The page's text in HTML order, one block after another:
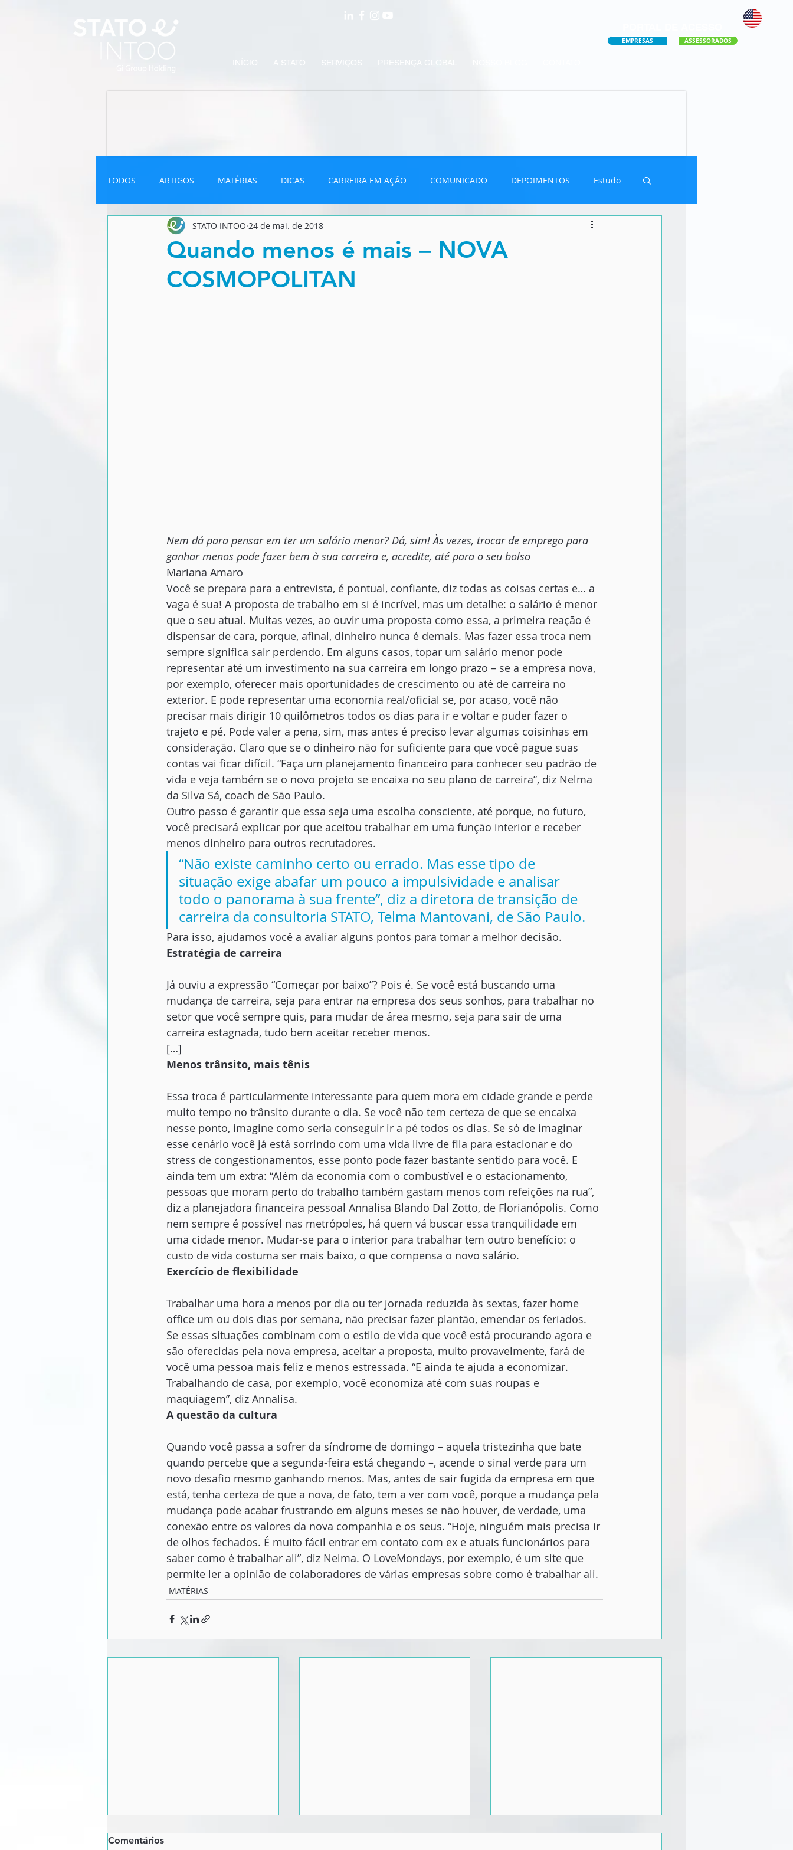
EMPRESAS ASSESSORADOS
TODOS ARTIGOS MATÉRIAS DICAS CARREIRA EM AÇÃO COMUNICADO DEPOIMENTOS Estudo
INFOGRÁFICO NEWSLETTER VÍDEOS
Quando menos é mais – NOVA
COSMOPOLITAN
STATO INTOO 24 de mai. de 2018
Nem dá para pensar em ter um salário menor? Dá, sim! Às vezes, trocar de emprego para
ganhar menos pode fazer bem à sua carreira e, acredite, até para o seu bolso
Mariana Amaro
Você se prepara para a entrevista, é pontual, confiante, diz todas as coisas certas e… a
vaga é sua! A proposta de trabalho em si é incrível, mas um detalhe: o salário é menor
que o seu atual. Muitas vezes, ao ouvir uma proposta como essa, a primeira reação é
dispensar de cara, porque, afinal, dinheiro nunca é demais. Mas fazer essa troca nem
sempre significa sair perdendo. Em alguns casos, topar um salário menor pode
representar até um investimento na sua carreira em longo prazo – se a empresa nova,
por exemplo, oferecer mais oportunidades de crescimento ou até de carreira no
exterior. E pode representar uma economia real/oficial se, por acaso, você não
precisar mais dirigir 10 quilômetros todos os dias para ir e voltar e puder fazer o
trajeto e pé. Pode valer a pena, sim, mas antes é preciso levar algumas coisinhas em
consideração. Claro que se o dinheiro não for suficiente para que você pague suas
contas vai ficar difícil. “Faça um planejamento financeiro para conhecer seu padrão de
vida e veja também se o novo projeto se encaixa no seu plano de carreira”, diz Nelma
da Silva Sá, coach de São Paulo.
Outro passo é garantir que essa seja uma escolha consciente, até porque, no futuro,
você precisará explicar por que aceitou trabalhar em uma função interior e receber
menos dinheiro para outros recrutadores.
“Não existe caminho certo ou errado. Mas esse tipo de
situação exige abafar um pouco a impulsividade e analisar
todo o panorama à sua frente”, diz a diretora de transição de
carreira da consultoria STATO, Telma Mantovani, de São Paulo.
Para isso, ajudamos você a avaliar alguns pontos para tomar a melhor decisão.
Estratégia de carreira
Já ouviu a expressão “Começar por baixo”? Pois é. Se você está buscando uma
mudança de carreira, seja para entrar na empresa dos seus sonhos, para trabalhar no
setor que você sempre quis, para mudar de área mesmo, seja para sair de uma
carreira estagnada, tudo bem aceitar receber menos.
[…]
Menos trânsito, mais tênis
Essa troca é particularmente interessante para quem mora em cidade grande e perde
muito tempo no trânsito durante o dia. Se você não tem certeza de que se encaixa
nesse ponto, imagine como seria conseguir ir a pé todos os dias. Se só de imaginar
esse cenário você já está sorrindo com uma vida livre de fila para estacionar e do
stress de congestionamentos, esse ponto pode fazer bastante sentido para você. E
ainda tem um extra: “Além da economia com o combustível e o estacionamento,
pessoas que moram perto do trabalho também gastam menos com refeições na rua”,
diz a planejadora financeira pessoal Annalisa Blando Dal Zotto, de Florianópolis. Como
nem sempre é possível nas metrópoles, há quem vá buscar essa tranquilidade em
uma cidade menor. Mudar-se para o interior para trabalhar tem outro benefício: o
custo de vida costuma ser mais baixo, o que compensa o novo salário.
Exercício de flexibilidade
Trabalhar uma hora a menos por dia ou ter jornada reduzida às sextas, fazer home
office um ou dois dias por semana, não precisar fazer plantão, emendar os feriados.
Se essas situações combinam com o estilo de vida que você está procurando agora e
são oferecidas pela nova empresa, aceitar a proposta, muito provavelmente, fará de
você uma pessoa mais feliz e menos estressada. “E ainda te ajuda a economizar.
Trabalhando de casa, por exemplo, você economiza até com suas roupas e
maquiagem”, diz Annalisa.
A questão da cultura
Quando você passa a sofrer da síndrome de domingo – aquela tristezinha que bate
quando percebe que a segunda-feira está chegando –, acende o sinal verde para um
novo desafio mesmo ganhando menos. Mas, antes de sair fugida da empresa em que
está, tenha certeza de que a nova, de fato, tem a ver com você, porque a mudança pela
mudança pode acabar frustrando em alguns meses se não houver, de verdade, uma
conexão entre os valores da nova companhia e os seus. “Hoje, ninguém mais precisa ir
de olhos fechados. É muito fácil entrar em contato com ex e atuais funcionários para
saber como é trabalhar ali”, diz Nelma. O LoveMondays, por exemplo, é um site que
permite ler a opinião de colaboradores de várias empresas sobre como é trabalhar ali.
MATÉRIAS
Comentários